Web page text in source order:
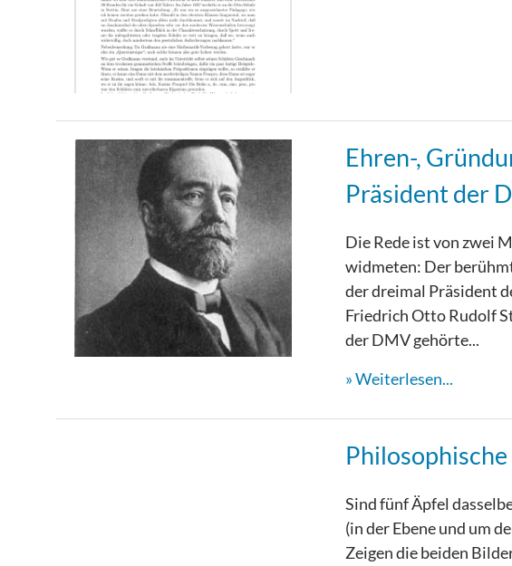
Ehren-,
Präsident der
Die Rede ist von zwei
widmeten: Der
der dreimal Präsident
Friedrich Otto Rudolf
der DMV gehörte...
Weiterlesen...
Sind fünf Äpfel
(in der Ebene und um
Zeigen die beiden